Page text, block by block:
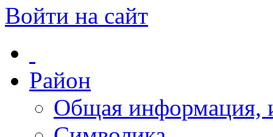
Войти на сайт
Район
Общая информация,